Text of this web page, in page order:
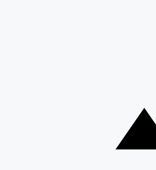
Contactez notre service client